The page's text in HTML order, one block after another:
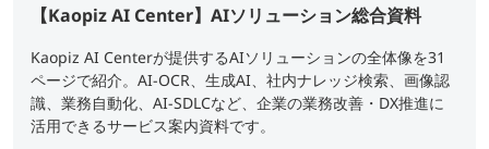
【Kaopiz AI Center】AIソリューション総合資料
Kaopiz AI Centerが提供するAIソリューションの全体像を31
ページで紹介。AI-OCR、生成AI、社内ナレッジ検索、画像認
識、業務自動化、AI-SDLCなど、企業の業務改善・DX推進に
活用できるサービス案内資料です。